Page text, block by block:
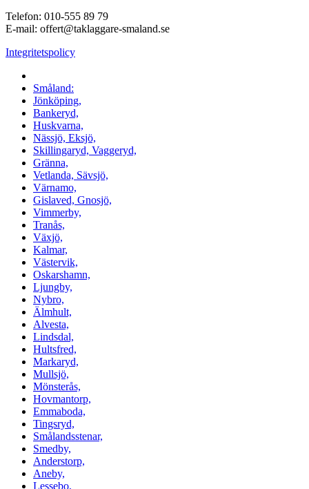
Telefon: 010-555 89 79
E-mail: offert@taklaggare-smaland.se
Integritetspolicy
Småland:
Jönköping,
Bankeryd,
Huskvarna,
Nässjö, Eksjö,
Skillingaryd, Vaggeryd,
Gränna,
Vetlanda, Sävsjö,
Värnamo,
Gislaved, Gnosjö,
Vimmerby,
Tranås,
Växjö,
Kalmar,
Västervik,
Oskarshamn,
Ljungby,
Nybro,
Älmhult,
Alvesta,
Lindsdal,
Hultsfred,
Markaryd,
Mullsjö,
Mönsterås,
Hovmantorp,
Emmaboda,
Tingsryd,
Smålandsstenar,
Smedby,
Anderstorp,
Aneby,
Lessebo,